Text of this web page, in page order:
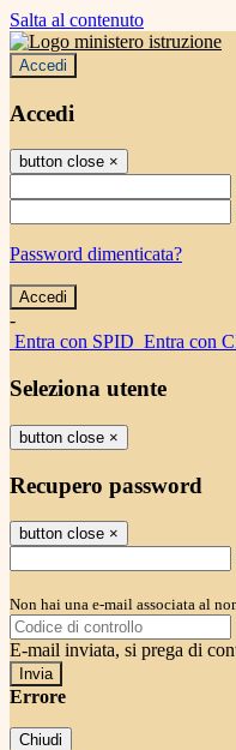
Salta al contenuto
Accedi
Accedi
button close ×
Password dimenticata?
-
Entra con SPID Entra con
Seleziona utente
button close ×
Recupero password
button close ×
Non hai una e-mail associata al
E-mail inviata, si prega di
Errore
Chiudi